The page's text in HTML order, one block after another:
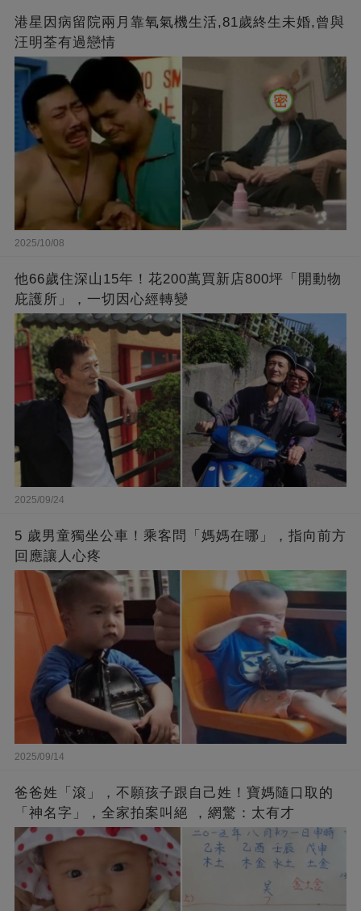
港星因病留院兩月靠氧氣機生活,81歲終生未婚,曾與
汪明荃有過戀情
2025/10/08
他66歲住深山15年！花200萬買新店800坪「開動物
庇護所」，一切因心經轉變
2025/09/24
5 歲男童獨坐公車！乘客問「媽媽在哪」，指向前方
回應讓人心疼
2025/09/14
爸爸姓「滾」，不願孩子跟自己姓！寶媽隨口取的
「神名字」，全家拍案叫絕 ，網驚：太有才